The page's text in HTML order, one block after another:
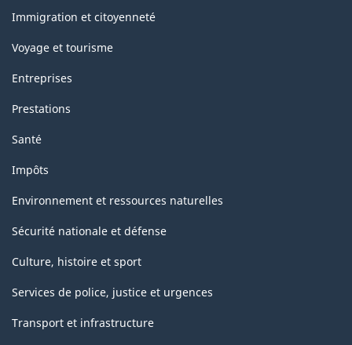
sujets
Immigration et citoyenneté
Voyage et tourisme
Entreprises
Prestations
Santé
Impôts
Environnement et ressources naturelles
Sécurité nationale et défense
Culture, histoire et sport
Services de police, justice et urgences
Transport et infrastructure